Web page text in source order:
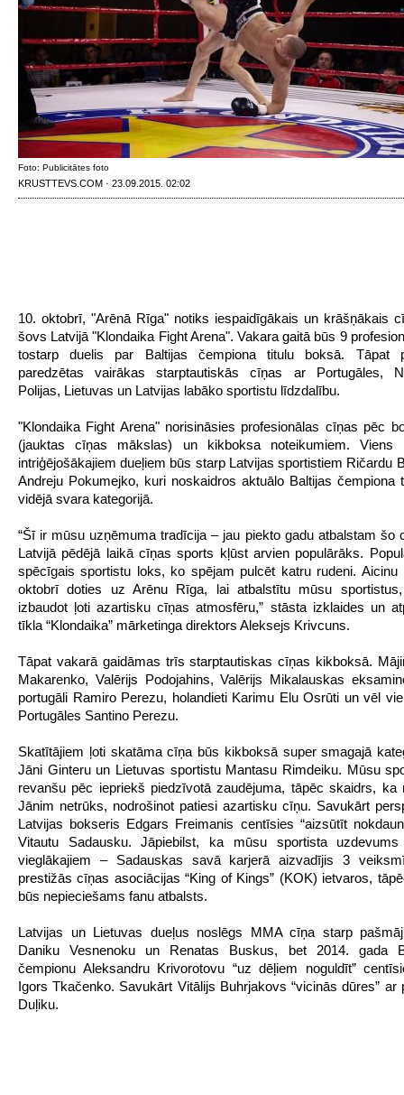
Foto: Publicitātes foto
KRUSTTEVS.COM · 23.09.2015. 02:02
10. oktobrī, "Arēnā Rīga" notiks iespaidīgākais un krāšņākais
šovs Latvijā "Klondaika Fight Arena". Vakara gaitā būs 9
tostarp duelis par Baltijas čempiona titulu boksā. Tāpat
paredzētas vairākas starptautiskās cīņas ar Portugāles,
Polijas, Lietuvas un Latvijas labāko sportistu līdzdalību.
"Klondaika Fight Arena" norisināsies profesionālas cīņas pēc
(jauktas cīņas mākslas) un kikboksa noteikumiem. Viens
intriģējošākajiem dueļiem būs starp Latvijas sportistiem Ričardu
Andreju Pokumejko, kuri noskaidros aktuālo Baltijas čempiona
vidējā svara kategorijā.
“Šī ir mūsu uzņēmuma tradīcija – jau piekto gadu atbalstam šo
Latvijā pēdējā laikā cīņas sports kļūst arvien populārāks.
spēcīgais sportistu loks, ko spējam pulcēt katru rudeni. Aicinu
oktobrī doties uz Arēnu Rīga, lai atbalstītu mūsu
izbaudot ļoti azartisku cīņas atmosfēru,” stāsta izklaides un
tīkla “Klondaika” mārketinga direktors Aleksejs Krivcuns.
Tāpat vakarā gaidāmas trīs starptautiskas cīņas kikboksā.
Makarenko, Valērijs Podojahins, Valērijs Mikalauskas
portugāli Ramiro Perezu, holandieti Karimu Elu Osrūti un vēl
Portugāles Santino Perezu.
Skatītājiem ļoti skatāma cīņa būs kikboksā super smagajā
Jāni Ginteru un Lietuvas sportistu Mantasu Rimdeiku. Mūsu
revanšu pēc iepriekš piedzīvotā zaudējuma, tāpēc skaidrs, ka
Jānim netrūks, nodrošinot patiesi azartisku cīņu. Savukārt
Latvijas bokseris Edgars Freimanis centīsies “aizsūtīt
Vitautu Sadausku. Jāpiebilst, ka mūsu sportista
vieglākajiem – Sadauskas savā karjerā aizvadījis 3
prestižās cīņas asociācijas “King of Kings” (KOK) ietvaros,
būs nepieciešams fanu atbalsts.
Latvijas un Lietuvas dueļus noslēgs MMA cīņa starp
Daniku Vesnenoku un Renatas Buskus, bet 2014. gada
čempionu Aleksandru Krivorotovu “uz dēļiem noguldīt”
Igors Tkačenko. Savukārt Vitālijs Buhrjakovs “vicinās dūres” ar
Duļiku.